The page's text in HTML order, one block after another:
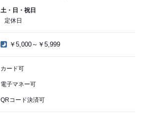
土・日・祝日
定休日
￥5,000～￥5,999
カード可
電子マネー可
QRコード決済可